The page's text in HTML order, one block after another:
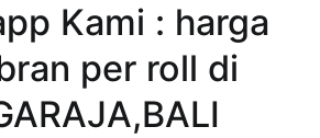
Kami : harga
per roll di